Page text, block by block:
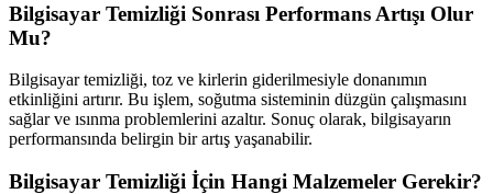
Bilgisayar Temizliği Sonrası Performans Artışı Olur
Mu?
Bilgisayar temizliği, toz ve kirlerin giderilmesiyle donanımın
etkinliğini artırır. Bu işlem, soğutma sisteminin düzgün çalışmasını
sağlar ve ısınma problemlerini azaltır. Sonuç olarak, bilgisayarın
performansında belirgin bir artış yaşanabilir.
Bilgisayar Temizliği İçin Hangi Malzemeler Gerekir?